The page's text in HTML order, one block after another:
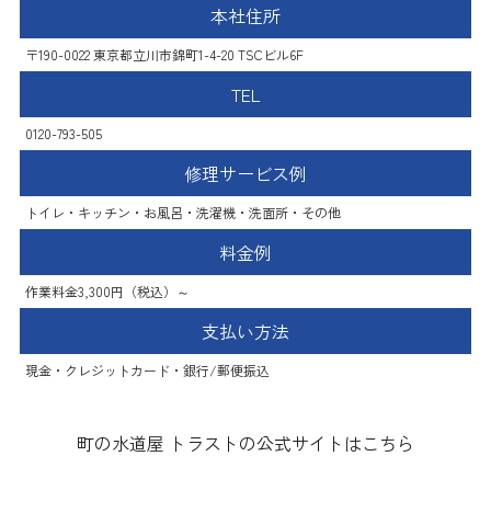
本社住所
〒190-0022 東京都立川市錦町1-4-20 TSCビル6F
TEL
0120-793-505
修理サービス例
トイレ・キッチン・お風呂・洗濯機・洗面所・その他
料金例
作業料金3,300円（税込）～
支払い方法
現金・クレジットカード・銀行/郵便振込
町の水道屋 トラストの公式サイトはこちら